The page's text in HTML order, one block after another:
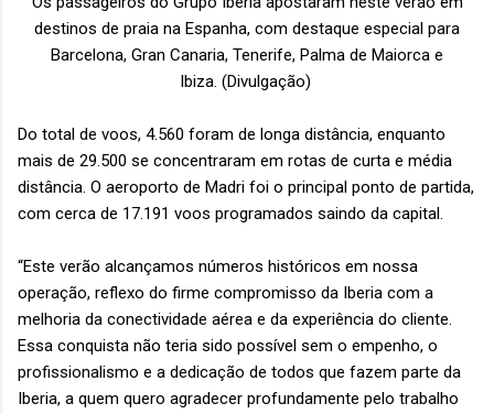
destinos de praia na Espanha, com destaque especial para
Barcelona, Gran Canaria, Tenerife, Palma de Maiorca e
Ibiza. (Divulgação)
Do total de voos, 4.560 foram de longa distância, enquanto
mais de 29.500 se concentraram em rotas de curta e média
distância. O aeroporto de Madri foi o principal ponto de partida,
com cerca de 17.191 voos programados saindo da capital.
“Este verão alcançamos números históricos em nossa
operação, reflexo do firme compromisso da Iberia com a
melhoria da conectividade aérea e da experiência do cliente.
Essa conquista não teria sido possível sem o empenho, o
profissionalismo e a dedicação de todos que fazem parte da
Iberia, a quem quero agradecer profundamente pelo trabalho